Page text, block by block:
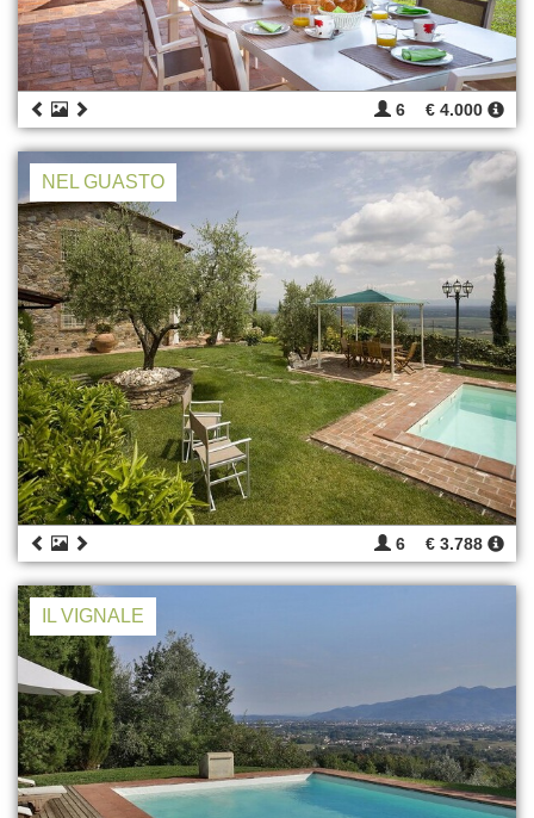
6 € 4.000
NEL GUASTO
6 € 3.788
IL VIGNALE